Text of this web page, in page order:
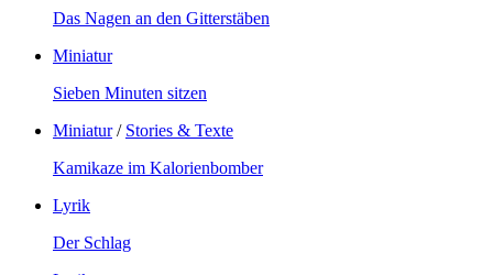
Das Nagen an den Gitterstäben
Miniatur
Sieben Minuten sitzen
Miniatur/ Stories & Texte
Kamikaze im Kalorienbomber
Lyrik
Der Schlag